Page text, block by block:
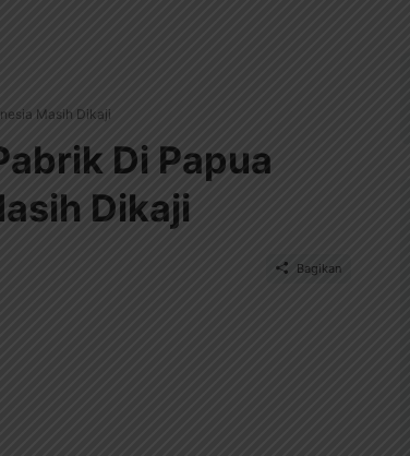
Masih Dikaji
Di Papua
Dikaji
Bagikan